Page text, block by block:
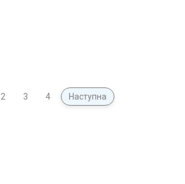
2 3 4 Наступна